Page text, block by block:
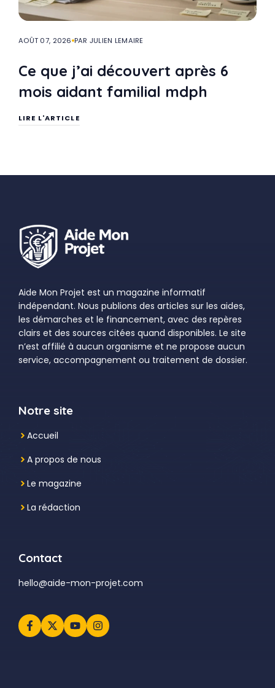
AOÛT 07, 2026 PAR JULIEN LEMAIRE
Ce que j’ai découvert après 6
mois aidant familial mdph
LIRE L'ARTICLE
Aide Mon Projet est un magazine informatif
indépendant. Nous publions des articles sur les aides,
les démarches et le financement, avec des repères
clairs et des sources citées quand disponibles. Le site
n’est affilié à aucun organisme et ne propose aucun
service, accompagnement ou traitement de dossier.
Notre site
Accueil
A propos de nous
Le magazine
La rédaction
Contact
hello@aide-mon-projet.com